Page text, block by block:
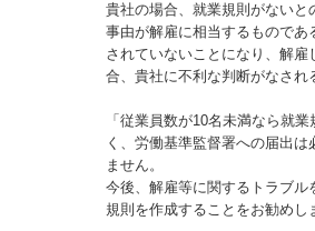
貴社の場合、就業規則がないと
事由が解雇に相当するものであ
されていないことになり、解
合、貴社に不利な判断がなされ
「従業員数が10名未満なら就
く、労働基準監督署への届出
ません。
今後、解雇等に関するトラブル
規則を作成することをお勧めし